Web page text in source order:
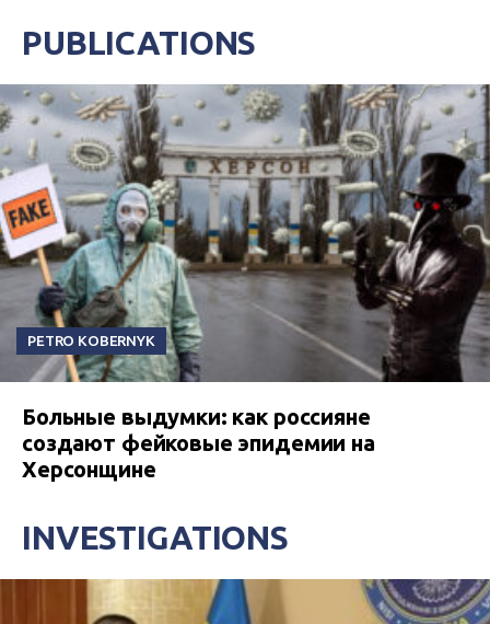
PUBLICATIONS
PETRO KOBERNYK
Больные выдумки: как россияне
создают фейковые эпидемии на
Херсонщине
INVESTIGATIONS